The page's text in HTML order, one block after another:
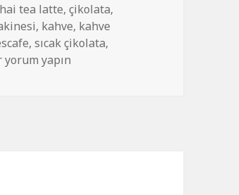
tea latte,çikolata,
, kahve, kahve
,sıcak çikolata,
Su ile Starbucks Sıcak Çikolata Keyfi.
yorum yapın